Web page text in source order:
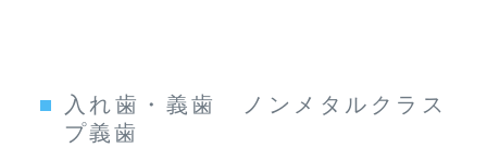
入れ歯・義歯 ノンメタルクラス
プ義歯